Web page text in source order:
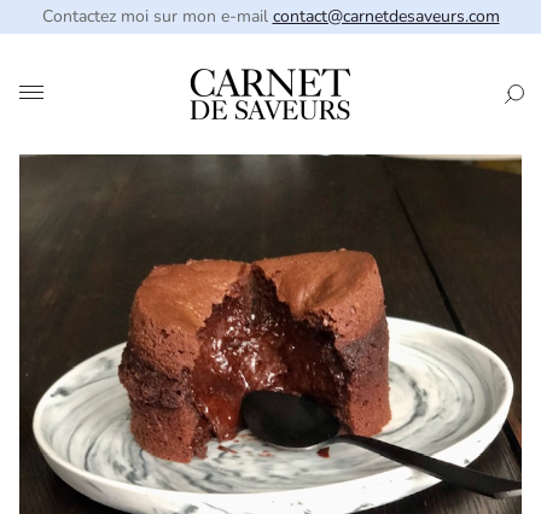
Contactez moi sur mon e-mail contact@carnetdesaveurs.com